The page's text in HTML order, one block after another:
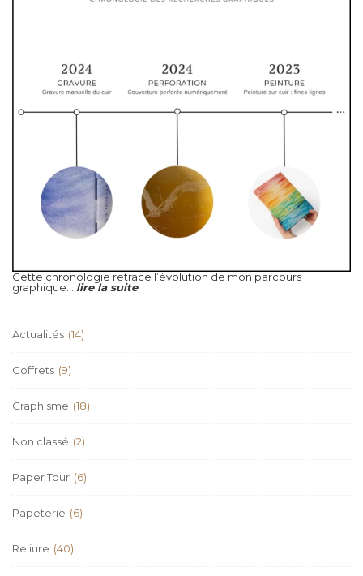
Cette chronologie retrace l’évolution de mon parcours
graphique... lire la suite
Actualités (14)
Coffrets (9)
Graphisme (18)
Non classé (2)
Paper Tour (6)
Papeterie (6)
Reliure (40)